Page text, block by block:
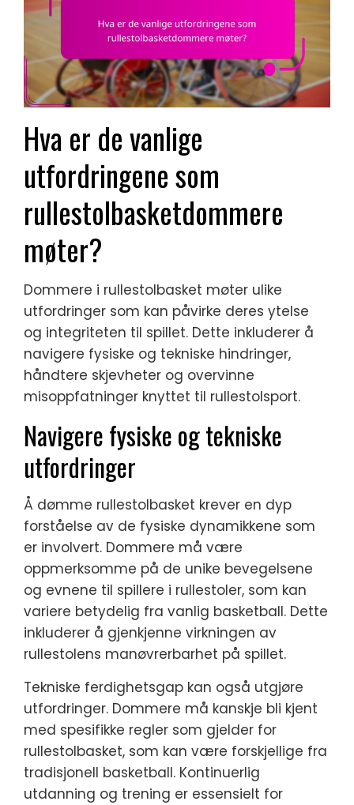
Hva er de vanlige
utfordringene som
rullestolbasketdommere
møter?
Dommere i rullestolbasket møter ulike
utfordringer som kan påvirke deres ytelse
og integriteten til spillet. Dette inkluderer å
navigere fysiske og tekniske hindringer,
håndtere skjevheter og overvinne
misoppfatninger knyttet til rullestolsport.
Navigere fysiske og tekniske
utfordringer
Å dømme rullestolbasket krever en dyp
forståelse av de fysiske dynamikkene som
er involvert. Dommere må være
oppmerksomme på de unike bevegelsene
og evnene til spillere i rullestoler, som kan
variere betydelig fra vanlig basketball. Dette
inkluderer å gjenkjenne virkningen av
rullestolens manøvrerbarhet på spillet.
Tekniske ferdighetsgap kan også utgjøre
utfordringer. Dommere må kanskje bli kjent
med spesifikke regler som gjelder for
rullestolbasket, som kan være forskjellige fra
tradisjonell basketball. Kontinuerlig
utdanning og trening er essensielt for